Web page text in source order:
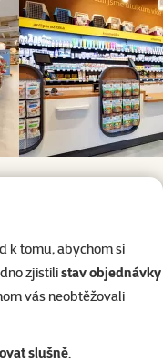
k tomu, abychom si
zjistilistav objednávky
vás neobtěžovali
slušně.
765 01, Zlínský kraj